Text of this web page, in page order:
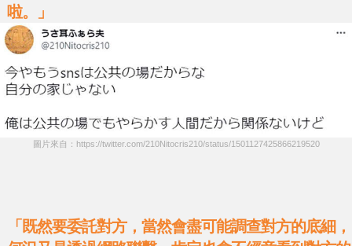
啦。」
圖片來自：https://twitter.com/210Nitocris210/status/1501127425866219520
「既然要委託對方，當然會盡可能調查對方的底細，